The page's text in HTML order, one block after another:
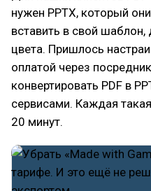
нужен PPTX, который
вставить в свой
цвета. Пришлось
оплатой через
конвертировать PDF в
сервисами. Каждая
20 минут.